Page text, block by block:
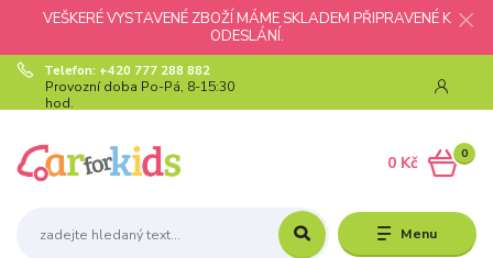
VEŠKERÉ VYSTAVENÉ ZBOŽÍ MÁME SKLADEM PŘIPRAVENÉ K
ODESLÁNÍ.
Menu
Telefon: +420 777 288 882
Provozní doba Po-Pá, 8-15:30
hod.
0
0 Kč